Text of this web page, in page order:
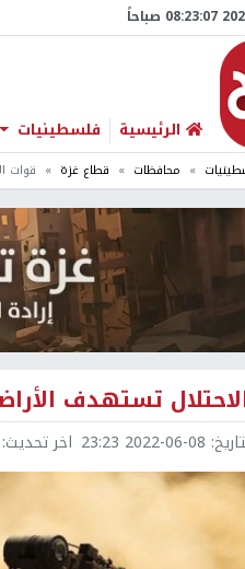
الرئيسية فلسطينيات
محافظات قطاع غزة قوات
تستهدف
2022-06-08 23:23 اخر تحديث: